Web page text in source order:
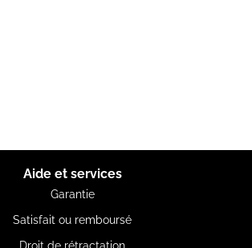
Aide et services
Garantie
Satisfait ou remboursé